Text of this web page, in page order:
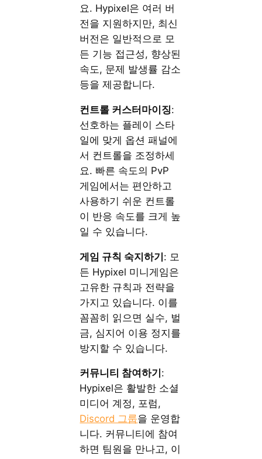
요. Hypixel은 여러 버
전을 지원하지만, 최신
버전은 일반적으로 모
든 기능 접근성, 향상된
속도, 문제 발생률 감소
등을 제공합니다.
컨트롤 커스터마이징:
선호하는 플레이 스타
일에 맞게 옵션 패널에
서 컨트롤을 조정하세
요. 빠른 속도의 PvP
게임에서는 편안하고
사용하기 쉬운 컨트롤
이 반응 속도를 크게 높
일 수 있습니다.
게임 규칙 숙지하기: 모
든 Hypixel 미니게임은
고유한 규칙과 전략을
가지고 있습니다. 이를
꼼꼼히 읽으면 실수, 벌
금, 심지어 이용 정지를
방지할 수 있습니다.
커뮤니티 참여하기 :
Hypixel은 활발한 소셜
미디어 계정, 포럼,
Discord 그룹을 운영합
니다. 커뮤니티에 참여
하면 팀원을 만나고, 이